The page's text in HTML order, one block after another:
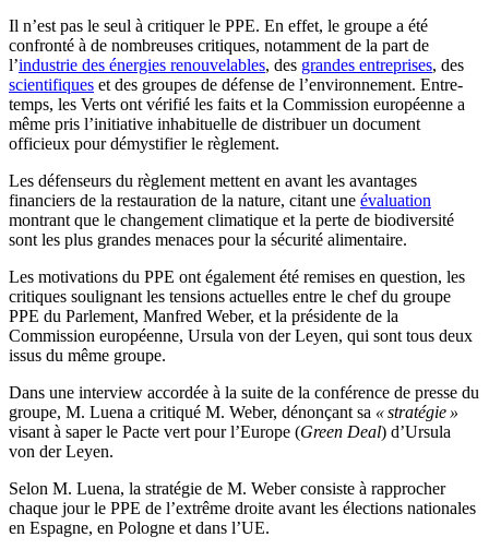
Il n’est pas le seul à critiquer le PPE. En effet, le groupe a été
confronté à de nombreuses critiques, notamment de la part de
l’industrie des énergies renouvelables, des grandes entreprises, des
scientifiques et des groupes de défense de l’environnement. Entre-
temps, les Verts ont vérifié les faits et la Commission européenne a
même pris l’initiative inhabituelle de distribuer un document
officieux pour démystifier le règlement.
Les défenseurs du règlement mettent en avant les avantages
financiers de la restauration de la nature, citant une évaluation
montrant que le changement climatique et la perte de biodiversité
sont les plus grandes menaces pour la sécurité alimentaire.
Les motivations du PPE ont également été remises en question, les
critiques soulignant les tensions actuelles entre le chef du groupe
PPE du Parlement, Manfred Weber, et la présidente de la
Commission européenne, Ursula von der Leyen, qui sont tous deux
issus du même groupe.
Dans une interview accordée à la suite de la conférence de presse du
groupe, M. Luena a critiqué M. Weber, dénonçant sa « stratégie »
visant à saper le Pacte vert pour l’Europe (Green Deal) d’Ursula
von der Leyen.
Selon M. Luena, la stratégie de M. Weber consiste à rapprocher
chaque jour le PPE de l’extrême droite avant les élections nationales
en Espagne, en Pologne et dans l’UE.